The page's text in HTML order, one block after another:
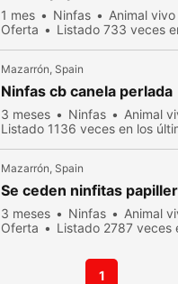
1 mes Ninfas
Animal vivo
Oferta
Listado 733 veces
Mazarrón, Spain
Ninfas cb canela perlada
3 meses Ninfas
Animal
Listado 1136 veces en los
Mazarrón, Spain
Se ceden ninfitas
3 meses Ninfas
Animal
Oferta
Listado 2787 veces
1